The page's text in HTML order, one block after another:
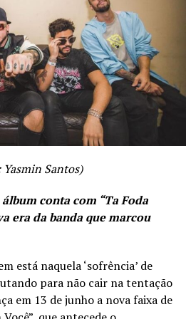
ministerioohanaoficial/
pela Rádio Clube FM 97,1
nosso propósito”, diz Rose
da Câmara Municipal de
Yasmin Santos)
conta com “Ta Foda
era da banda que marcou
está naquela ‘sofrência’ de
para não cair na tentação
em 13 de junho a nova faixa de